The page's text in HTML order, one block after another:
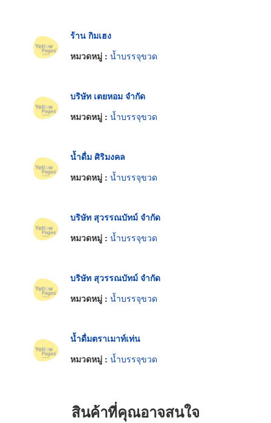
ร้าน กิมเฮง
หมวดหมู่ : น้ำบรรจุขวด
บริษัท เตยหอม จำกัด
หมวดหมู่ : น้ำบรรจุขวด
น้ำดื่ม ศิริมงคล
หมวดหมู่ : น้ำบรรจุขวด
บริษัท สุวรรณบัทม์ จำกัด
หมวดหมู่ : น้ำบรรจุขวด
บริษัท สุวรรณบัทม์ จำกัด
หมวดหมู่ : น้ำบรรจุขวด
น้ำดื่มตราเมาท์เท่น
หมวดหมู่ : น้ำบรรจุขวด
สินค้าที่คุณอาจสนใจ